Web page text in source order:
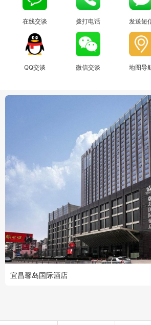
在线交谈 拨打电话 发送短
QQ交谈 微信交谈 地图导
宜昌馨岛国际酒店